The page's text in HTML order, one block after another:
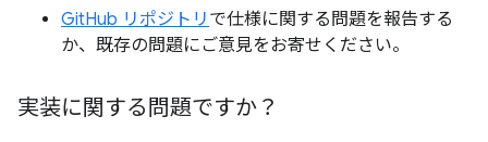
GitHub リポジトリ で仕様に関する問題を報告する
か、既存の問題にご意見をお寄せください。
実装に関する問題ですか？